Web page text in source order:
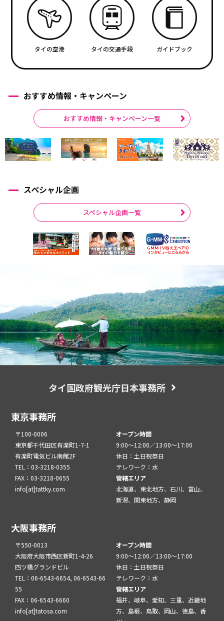
タイの空港 タイの交通手段 ガイドブック
おすすめ情報・キャンペーン
おすすめ情報・キャンペーン一覧
スペシャル企画
スペシャル企画一覧
タイ国政府観光庁日本事務所
東京事務所
〒100-0006
東京都千代田区有楽町1-7-1
有楽町電気ビル南館2F
TEL：03-3218-0355
FAX：03-3218-0655
info[at]tattky.com
オープン時間
9:00～12:00／13:00～17:00
休日：土日祝祭日
テレワーク：水
管轄エリア
北海道、東北地方、石川、富山、
新潟、関東地方、静岡
大阪事務所
〒550-0013
大阪府大阪市西区新町1-4-26
四ツ橋グランドビル
TEL：06-6543-6654, 06-6543-66
55
FAX：06-6543-6660
info[at]tatosa.com
オープン時間
9:00～12:00／13:00～17:00
休日：土日祝祭日
テレワーク：水
管轄エリア
福井、岐阜、愛知、三重、近畿地
方、島根、鳥取、岡山、徳島、香